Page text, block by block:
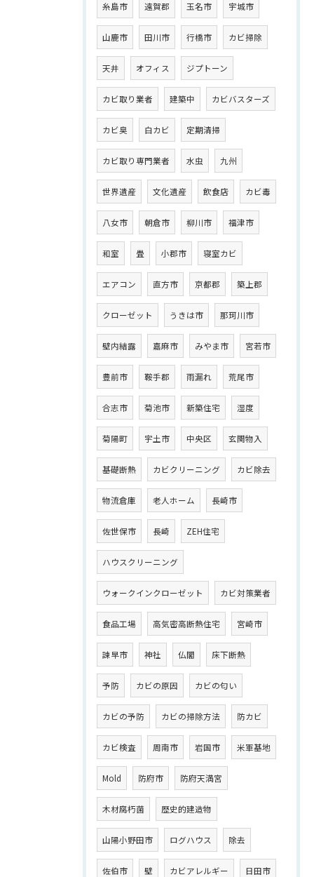
糸島市 遠賀郡 玉名市 宇城市
山鹿市 田川市 行橋市 カビ掃除
天井 オフィス ジプトーン
カビ取り業者 建築中 カビバスターズ
カビ臭 白カビ 定期清掃
カビ取り専門業者 水虫 九州
世界遺産 文化遺産 飲食店 カビ毒
八女市 朝倉市 柳川市 福津市
和室 畳 小郡市 寝室カビ
エアコン 直方市 京都郡 築上郡
クローゼット うきは市 那珂川市
壁内結露 嘉麻市 みやま市 宮若市
豊前市 鞍手郡 雨漏れ 荒尾市
合志市 菊池市 新築住宅 湿度
菊陽町 宇土市 中央区 玄関物入
基礎断熱 カビクリーニング カビ除去
物流倉庫 老人ホーム 長崎市
佐世保市 長崎 ZEH住宅
ハウスクリーニング
ウォークインクローゼット カビ対策業者
食品工場 高気密高断熱住宅 宮崎市
諫早市 神社 仏閣 床下断熱
予防 カビの原因 カビの匂い
カビの予防 カビの掃除方法 防カビ
カビ検査 周南市 岩国市 米軍基地
Mold 防府市 防府天満宮
木材腐朽菌 歴史的建造物
山陽小野田市 ログハウス 除去
佐伯市 壁 カビアレルギー 日田市